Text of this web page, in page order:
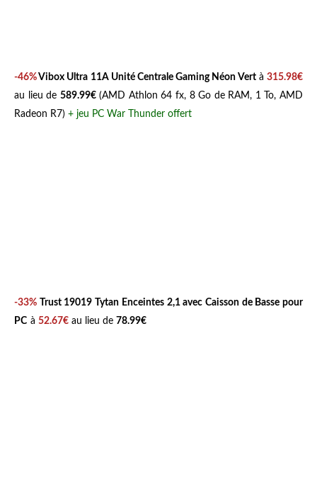
-46%Vibox Ultra 11A Unité Centrale Gaming Néon Vertà315.98€
au lieu de 589.99€(AMD Athlon 64 fx, 8 Go de RAM, 1 To, AMD
Radeon R7) + jeu PC War Thunder offert
-33% Trust 19019 Tytan Enceintes 2,1 avec Caisson de Basse pour
PC à 52.67€ au lieu de 78.99€